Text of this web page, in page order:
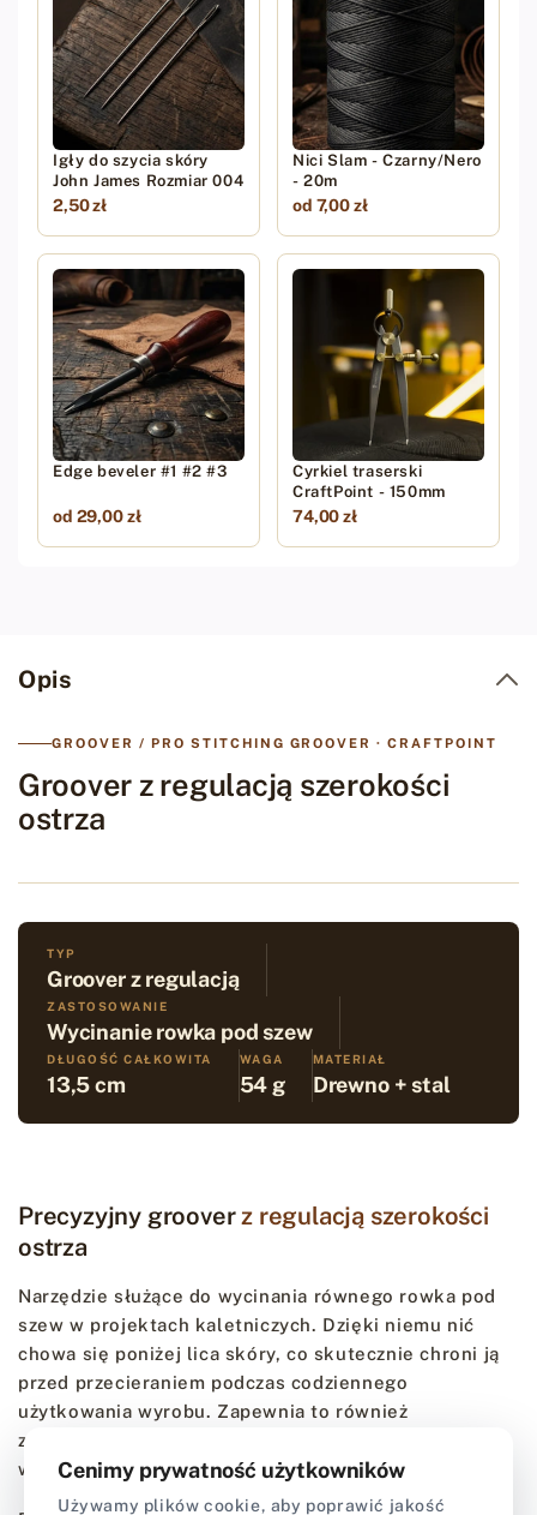
Igły do szycia skóry
John James Rozmiar 004
2,50 zł
Nici Slam - Czarny/Nero
- 20m
od 7,00 zł
Edge beveler #1 #2 #3
od 29,00 zł
Cyrkiel traserski
CraftPoint - 150mm
74,00 zł
Opis
GROOVER / PRO STITCHING GROOVER · CRAFTPOINT
Groover z regulacją szerokości
ostrza
TYP
Groover z regulacją
ZASTOSOWANIE
Wycinanie rowka pod szew
DŁUGOŚĆ CAŁKOWITA
13,5 cm
WAGA
54 g
MATERIAŁ
Drewno + stal
Precyzyjny grooverz regulacją szerokości
ostrza
Narzędzie służące do wycinania równego rowka pod
szew w projektach kaletniczych. Dzięki niemu nić
chowa się poniżej lica skóry, co skutecznie chroni ją
przed przecieraniem podczas codziennego
użytkowania wyrobu. Zapewnia to również
zdecydowanie bardziej estetyczny i uporządkowany
wygląd krawędzi.
Cenimy prywatność użytkowników
Używamy plików cookie, aby poprawić jakość